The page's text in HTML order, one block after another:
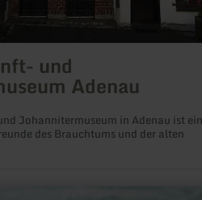
und
Adenau
Johannitermuseum in Adenau ist ein
des Brauchtums und der alten